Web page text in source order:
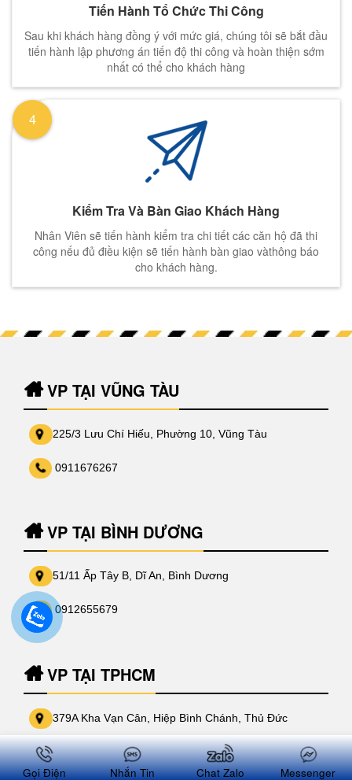
Tiến Hành Tổ Chức Thi Công
Sau khi khách hàng đồng ý với mức giá, chúng tôi sẽ bắt đầu
tiến hành lập phương án tiến độ thi công và hoàn thiện sớm
nhất có thể cho khách hàng
Kiểm Tra Và Bàn Giao Khách Hàng
Nhân Viên sẽ tiến hành kiểm tra chi tiết các căn hộ đã thi
công nếu đủ điều kiện sẽ tiến hành bàn giao vàthông báo
cho khách hàng.
4
VP TẠI VŨNG TÀU
225/3 Lưu Chí Hiếu, Phường 10, Vũng Tàu
0911676267
VP TẠI BÌNH DƯƠNG
51/11 Ấp Tây B, Dĩ An, Bình Dương
0912655679
VP TẠI TPHCM
379A Kha Vạn Cân, Hiệp Bình Chánh, Thủ Đức
0904991912
Gọi Điện Nhắn Tin Chat Zalo Messenger